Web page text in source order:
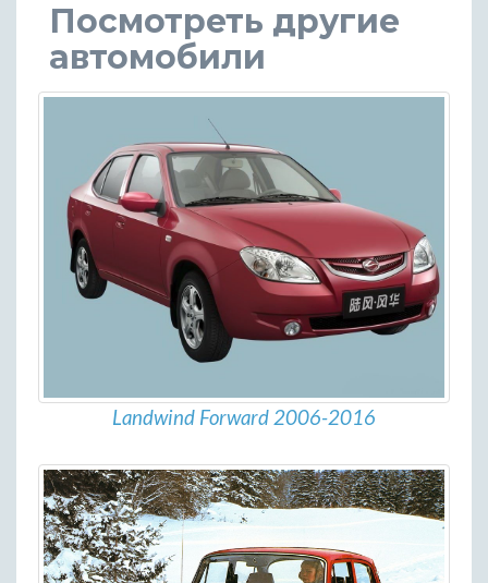
Посмотреть другие
автомобили
Landwind Forward 2006-2016